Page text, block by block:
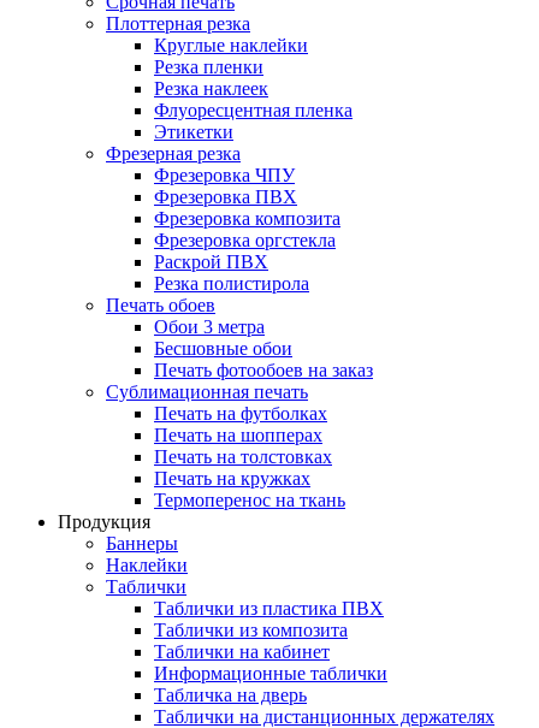
Плоттерная резка
Круглые наклейки
Резка пленки
Резка наклеек
Флуоресцентная пленка
Этикетки
Фрезерная резка
Фрезеровка ЧПУ
Фрезеровка ПВХ
Фрезеровка композита
Фрезеровка оргстекла
Раскрой ПВХ
Резка полистирола
Печать обоев
Обои 3 метра
Бесшовные обои
Печать фотообоев на заказ
Сублимационная печать
Печать на футболках
Печать на шопперах
Печать на толстовках
Печать на кружках
Термоперенос на ткань
Продукция
Баннеры
Наклейки
Таблички
Таблички из пластика ПВХ
Таблички из композита
Таблички на кабинет
Информационные таблички
Табличка на дверь
Таблички на дистанционных держателях